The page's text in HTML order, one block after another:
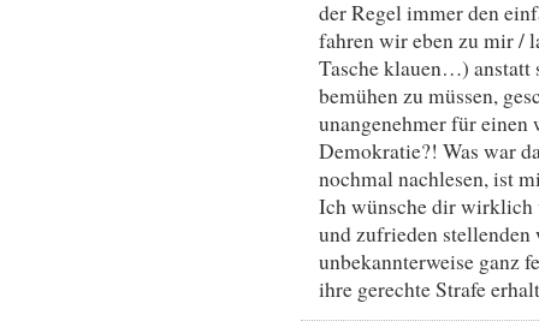
der Regel immer den
fahren wir eben zu mir /
Tasche klauen…) anstatt
bemühen zu müssen,
unangenehmer für einen
Demokratie?! Was war
nochmal nachlesen, ist
Ich wünsche dir wirklich
und zufrieden
unbekannterweise ganz
ihre gerechte Strafe